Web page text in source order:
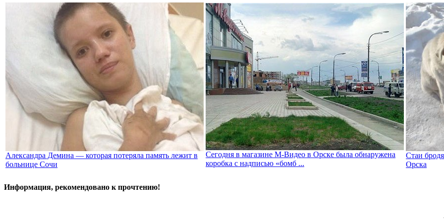
Александра Демина — которая потеряла память лежит в
больнице Сочи
Сегодня в магазине М-Видео в Орске была обнаружена
коробка с надписью «бомб ...
Стаи
Орска
Информация, рекомендовано к прочтению!